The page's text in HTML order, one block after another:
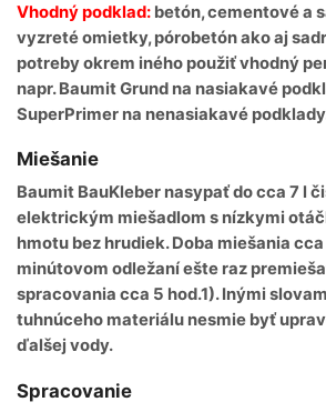
Vhodný podklad: betón, cementové a
vyzreté omietky, pórobetón ako aj
potreby okrem iného použiť vhodný
napr. Baumit Grund na nasiakavé
SuperPrimer na nenasiakavé
Miešanie
Baumit BauKleber nasypať do cca 7 l
elektrickým miešadlom s nízkymi
hmotu bez hrudiek. Doba miešania
minútovom odležaní ešte raz
spracovania cca 5 hod.1). Inými
tuhnúceho materiálu nesmie byť
ďalšej vody.
Spracovanie